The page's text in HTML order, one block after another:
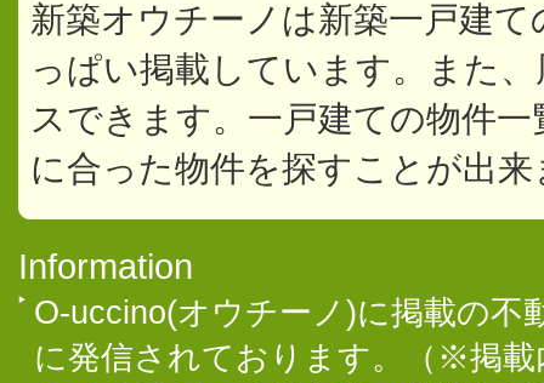
新築オウチーノは新築一戸建
っぱい掲載しています。また
スできます。一戸建ての物件
に合った物件を探すことが出来
Information
O-uccino(オウチーノ)に掲載の不
に発信されております。（※掲